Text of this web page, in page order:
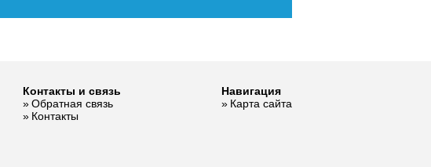
Style Line ЛИМА 36
1 ящик PLUS
эмаль, белый
Brevita Enfida 35
универсальный,
Контакты и связь
Обратная связь
Контакты
Навигация
Карта сайта